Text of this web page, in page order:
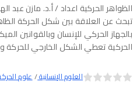
الظواهر الحركية اعداد / أ.د. مازن عبد
تبحث عن العلاقة بين شكل الحركة
بالجهاز الحركي للإنسان وبالقوانين
الحركية تعطي الشكل الخارجي
العلوم الإنسانية/علوم